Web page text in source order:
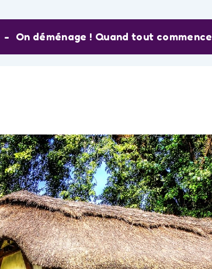
On déménage ! Quand tout commence